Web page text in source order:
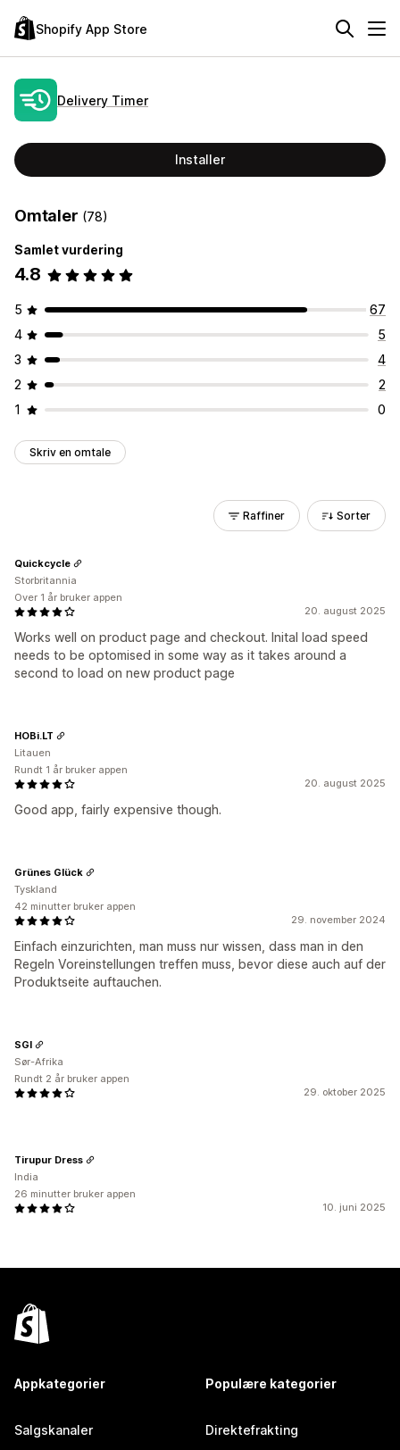
Shopify App Store
Delivery Timer
Installer
Omtaler (78)
Samlet vurdering
4.8
5
67
4
5
3
4
2
2
1
0
Skriv en omtale
Raffiner Sorter
20. august 2025
Works well on product page and checkout. Inital load speed
needs to be optomised in some way as it takes around a
second to load on new product page
Quickcycle
Storbritannia
Over 1 år bruker appen
20. august 2025
Good app, fairly expensive though.
HOBi.LT
Litauen
Rundt 1 år bruker appen
29. november 2024
Einfach einzurichten, man muss nur wissen, dass man in den
Regeln Voreinstellungen treffen muss, bevor diese auch auf der
Produktseite auftauchen.
Grünes Glück
Tyskland
42 minutter bruker appen
29. oktober 2025
SGI
Sør-Afrika
Rundt 2 år bruker appen
10. juni 2025
Tirupur Dress
India
26 minutter bruker appen
Appkategorier
Salgskanaler
Populære kategorier
Direktefrakting